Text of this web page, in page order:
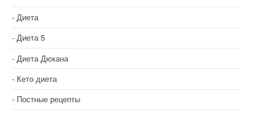
Диета
Диета 5
Диета Дюкана
Кето диета
Постные рецепты